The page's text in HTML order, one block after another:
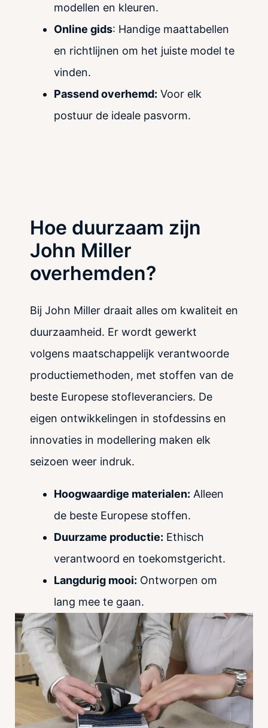
modellen en kleuren.
Online gids: Handige maattabellen
en richtlijnen om het juiste model te
vinden.
Passend overhemd: Voor elk
postuur de ideale pasvorm.
Hoe duurzaam zijn
John Miller
overhemden?
Bij John Miller draait alles om kwaliteit en
duurzaamheid. Er wordt gewerkt
volgens maatschappelijk verantwoorde
productiemethoden, met stoffen van de
beste Europese stofleveranciers. De
eigen ontwikkelingen in stofdessins en
innovaties in modellering maken elk
seizoen weer indruk.
Hoogwaardige materialen: Alleen
de beste Europese stoffen.
Duurzame productie: Ethisch
verantwoord en toekomstgericht.
Langdurig mooi: Ontworpen om
lang mee te gaan.